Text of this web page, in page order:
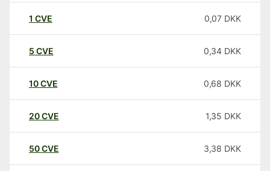
1 CVE 0,07 DKK
5 CVE 0,34 DKK
10CVE 0,68 DKK
20CVE 1,35 DKK
50CVE 3,38 DKK